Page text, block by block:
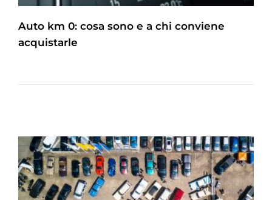
Auto km 0: cosa sono e a chi conviene
acquistarle